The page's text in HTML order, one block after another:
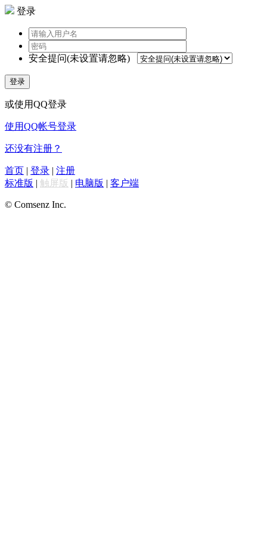
登录
安全提问(未设置请忽略)
登录
或使用QQ登录
使用QQ帐号登录
还没有注册？
首页 | 登录 | 注册
标准版 | 触屏版 | 电脑版 | 客户端
© Comsenz Inc.